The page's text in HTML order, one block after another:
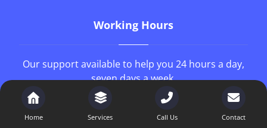
Working Hours
Our support available to help you 24 hours a day,
seven days a week.
Monday to Friday
8AM - 4PM
Home Services Call Us Contact